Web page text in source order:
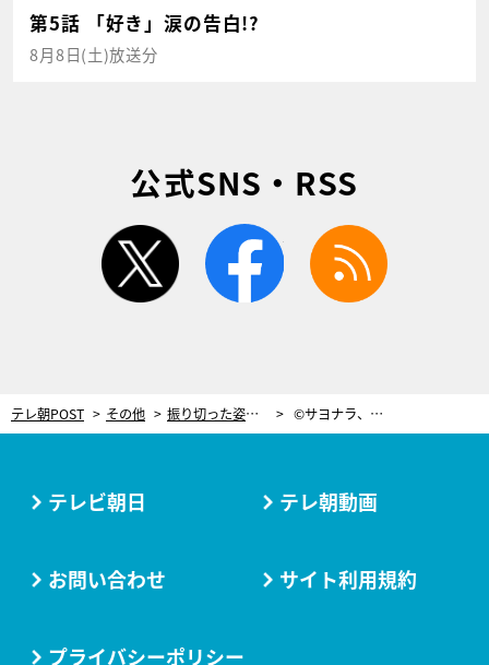
第5話 「好き」涙の告白!?
8月8日(土)放送分
公式SNS・RSS
twitter facebook
テレ朝POST その他 振り切った姿が最高！まゆゆが主演ドラマで見せる“召喚ポーズ”一挙紹介 ©サヨナラ、えなりくん
テレビ朝日 テレ朝動画
お問い合わせ サイト利用規約
プライバシーポリシー